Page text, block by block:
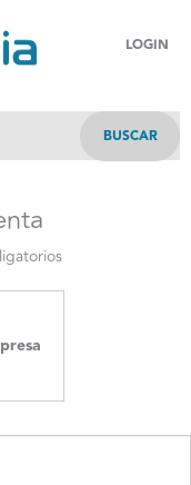
LOGIN
BUSCAR